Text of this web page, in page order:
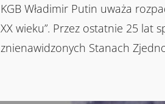
KGB Władimir Putin uważa
XX wieku”. Przez ostatnie 25 lat
znienawidzonych Stanach